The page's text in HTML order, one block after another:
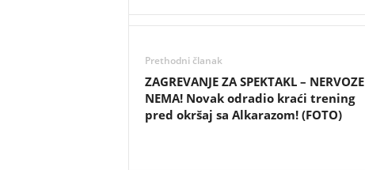
Prethodni članak
ZAGREVANJE ZA SPEKTAKL – NERVOZE
NEMA! Novak odradio kraći trening
pred okršaj sa Alkarazom! (FOTO)